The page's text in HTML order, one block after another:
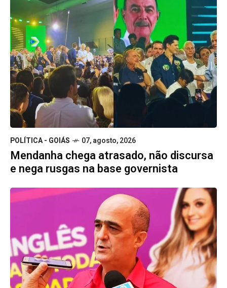
POLÍTICA - GOIÁS 07, agosto, 2026
Mendanha chega atrasado, não discursa
e nega rusgas na base governista